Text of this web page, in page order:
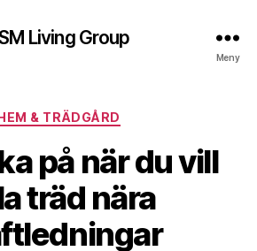
Living Group
Meny
Kategorier
& TRÄDGÅRD
på när du vill
träd nära